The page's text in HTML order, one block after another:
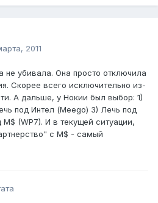
2011
не убивала. Она просто отключила
Скорее всего исключительно из-
А дальше, у Нокии был выбор: 1)
под Интел (Meego) 3) Лечь под
(WP7). И в текущей ситуации,
с M$ - самый